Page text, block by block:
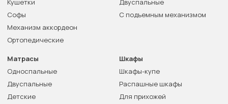
Кушетки
Софы
Механизм аккордеон
Ортопедические
Двуспальные
С подъемным механизмом
Матрасы
Односпальные
Двуспальные
Детские
Шкафы
Шкафы-купе
Распашные шкафы
Для прихожей